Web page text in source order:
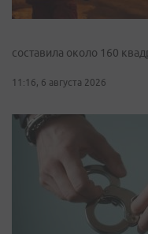
составила около 160
11:16, 6 августа 2026